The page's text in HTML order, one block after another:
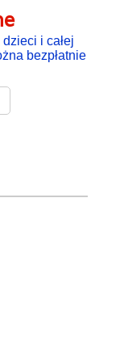
i całej
bezpłatnie